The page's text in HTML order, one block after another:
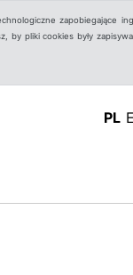
zapobiegające
by pliki cookies były
PL